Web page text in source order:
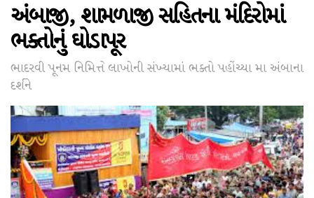
અંબાજી, શામળાજી સહિતના મંદિરોમાં
ભક્તોનું ઘોડાપૂર
ભાદરવી પૂનમ નિમિત્તે લાખોની સંખ્યામાં ભક્તો પહોંચ્યા મા અંબાના
દર્શને